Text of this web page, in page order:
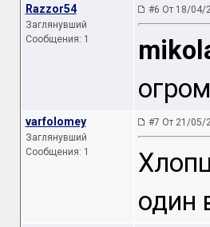
Razzor54
Заглянувший
Сообщения: 1
#6 От 18/04/
varfolomey
Заглянувший
Сообщения: 1
#7 От 21/05/
один